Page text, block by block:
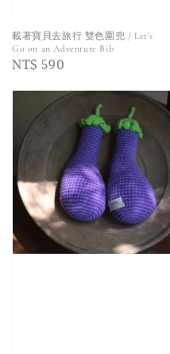
載著寶貝去旅行 雙色圍兜 / Let's
Go on an Adventure Bib
Regular
NT$ 590